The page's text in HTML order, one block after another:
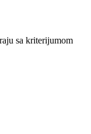
sa kriterijumom